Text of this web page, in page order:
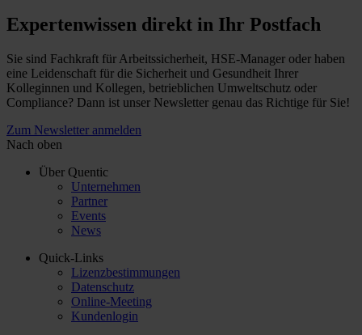
Expertenwissen direkt in Ihr Postfach
Sie sind Fachkraft für Arbeitssicherheit, HSE-Manager oder haben
eine Leidenschaft für die Sicherheit und Gesundheit Ihrer
Kolleginnen und Kollegen, betrieblichen Umweltschutz oder
Compliance? Dann ist unser Newsletter genau das Richtige für Sie!
Zum Newsletter anmelden
Nach oben
Über Quentic
Unternehmen
Partner
Events
News
Quick-Links
Lizenzbestimmungen
Datenschutz
Online-Meeting
Kundenlogin